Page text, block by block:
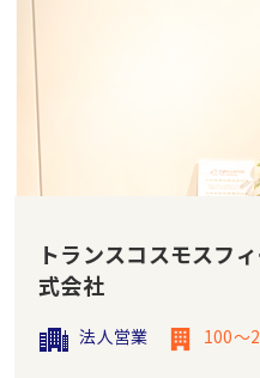
トランスコスモスフ
式会社
法人営業 100～